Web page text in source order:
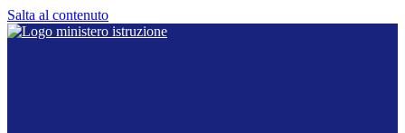
Salta al contenuto